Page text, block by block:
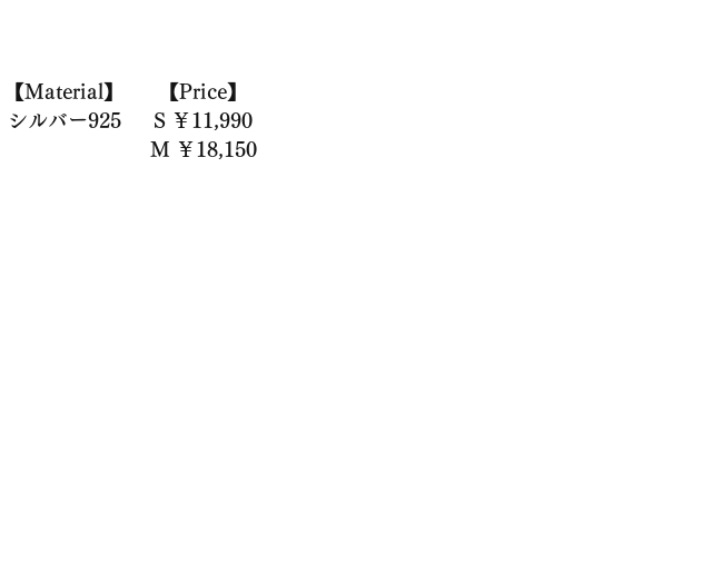
【Material】
シルバー925
【Price】
S ￥11,990
​M ￥18,150